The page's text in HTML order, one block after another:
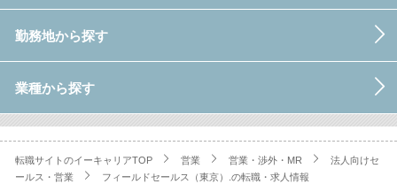
勤務地から探す
業種から探す
転職サイトのイーキャリアTOP 営業 営業・渉外・MR
法人向けセ
ールス・営業
フィールドセールス（東京）.の転職・求人情報